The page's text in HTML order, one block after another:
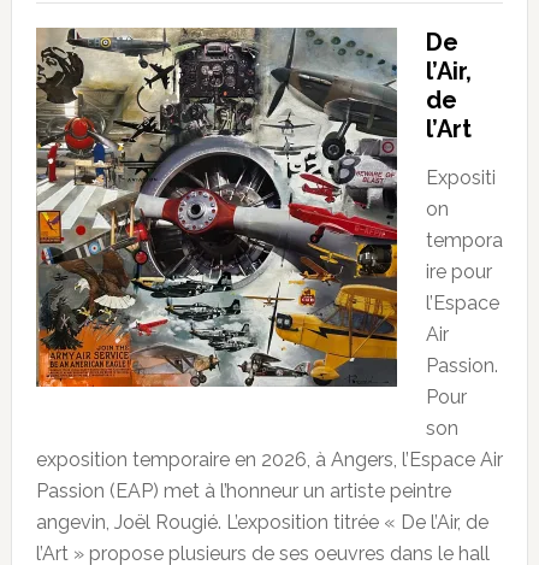
De
l’Air,
de
l’Art
Expositi
on
tempora
ire pour
l’Espace
Air
Passion.
Pour
son
exposition temporaire en 2026, à Angers, l’Espace Air
Passion (EAP) met à l’honneur un artiste peintre
angevin, Joël Rougié. L’exposition titrée « De l’Air, de
l’Art » propose plusieurs de ses oeuvres dans le hall